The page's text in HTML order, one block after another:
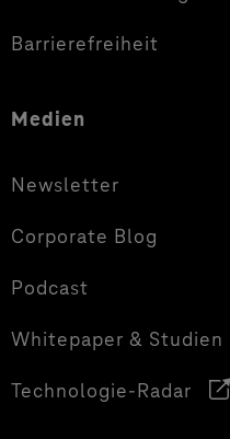
Barrierefreiheit
Medien
Newsletter
Corporate Blog
Podcast
Whitepaper & Studien
Technologie-Radar